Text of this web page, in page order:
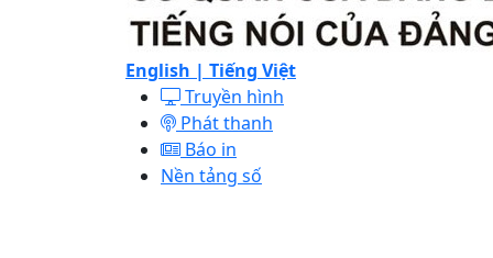
English | Tiếng Việt
Truyền hình
Phát thanh
Báo in
Nền tảng số